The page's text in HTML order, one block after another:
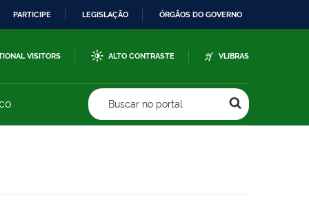
PARTICIPE LEGISLAÇÃO ÓRGÃOS DO GOVERNO
VISITORS ALTO CONTRASTE VLIBRAS
Buscar no portal